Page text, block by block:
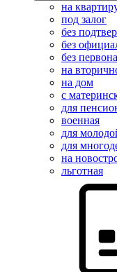
на
под залог
без
без
без
на
на дом
с
для
военная
для
для
на
льготная